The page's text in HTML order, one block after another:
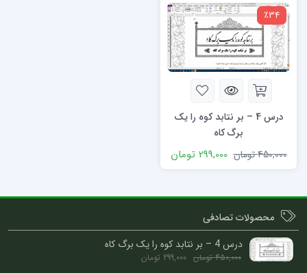
٪34
درس 4 – بر نتابد کوه را یک
برگ کاه
450,000تومان 299,000 تومان
محصولات تصادفی
درس 4 – بر نتابد کوه را یک برگ کاه
450,000 تومان 299,000 تومان